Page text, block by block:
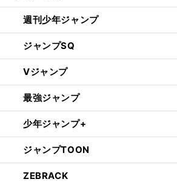
週刊少年ジャンプ
ジャンプSQ
Vジャンプ
最強ジャンプ
少年ジャンプ+
ジャンプTOON
ZEBRACK